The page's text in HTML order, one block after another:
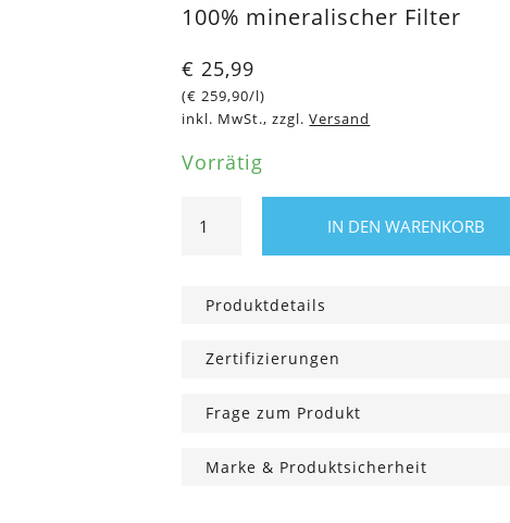
100% mineralischer Filter
€ 25,99
(€ 259,90/l)
inkl. MwSt., zzgl. Versand
Vorrätig
Bio
50+,
IN DEN WARENKORB
Produktdetails
Zertifizierungen
Frage zum Produkt
Marke & Produktsicherheit